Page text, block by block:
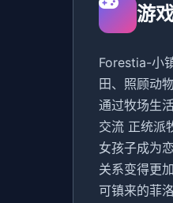
游
Forestia-小
田、照顾动
通过牧场生
交流 正统派
女孩子成为
关系变得更
可镇来的菲